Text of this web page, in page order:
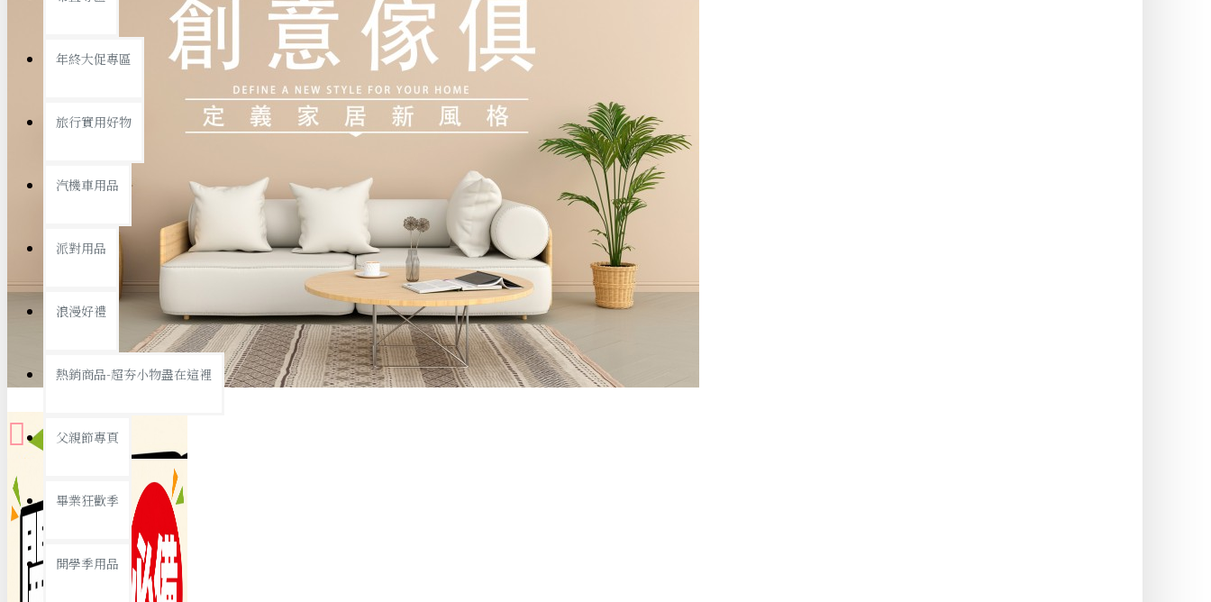
查看更多
置物架/收納櫃
銅板精選
19元專區
年終大促專區
旅行實用好物
汽機車用品
派對用品
浪漫好禮
熱銷商品-超夯小物盡在這裡
父親節專頁
畢業狂歡季
開學季用品